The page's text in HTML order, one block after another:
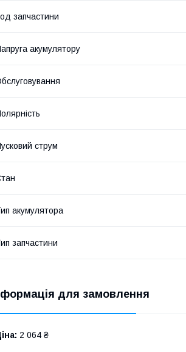
запчастини
акумулятору
струм
акумулятора
запчастини
для замовлення
2 064 ₴